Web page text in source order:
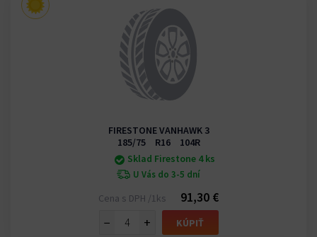
FIRESTONE VANHAWK 3
185/75 R16 104R
Sklad Firestone 4 ks
U Vás do 3-5 dní
Cena s DPH /1ks
91,30 €
−
+ KÚPIŤ